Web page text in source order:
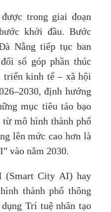
trong giai đoạn
khởi đầu. Bước
Nẵng tiếp tục ban
số góp phần thúc
triển kinh tế – xã hội
định hướng
mục tiêu táo bạo
mô hình thành phố
lên mức cao hơn là
vào năm 2030.
City AI) hay
thành phố thông
Trí tuệ nhân tạo